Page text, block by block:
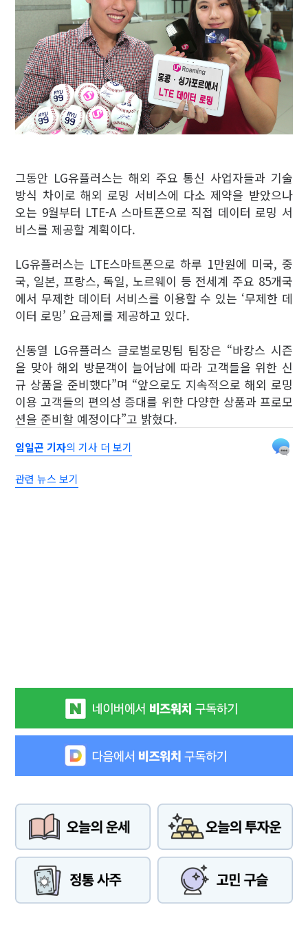
그동안 LG유플러스는 해외 주요 통신 사업자들과 기술
방식 차이로 해외 로밍 서비스에 다소 제약을 받았으나
오는 9월부터 LTE-A 스마트폰으로 직접 데이터 로밍 서
비스를 제공할 계획이다.
LG유플러스는 LTE스마트폰으로 하루 1만원에 미국, 중
국, 일본, 프랑스, 독일, 노르웨이 등 전세계 주요 85개국
에서 무제한 데이터 서비스를 이용할 수 있는 ‘무제한 데
이터 로밍’ 요금제를 제공하고 있다.
신동열 LG유플러스 글로벌로밍팀 팀장은 “바캉스 시즌
을 맞아 해외 방문객이 늘어남에 따라 고객들을 위한 신
규 상품을 준비했다”며 “앞으로도 지속적으로 해외 로밍
이용 고객들의 편의성 증대를 위한 다양한 상품과 프로모
션을 준비할 예정이다”고 밝혔다.
임일곤 기자의 기사 더 보기
관련 뉴스 보기